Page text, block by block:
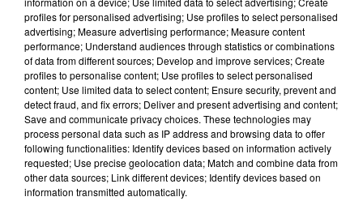
3 août 2026
Gagnez vos pass de 2h à Calicéo !
24 juillet 2026
Gagnez votre bon d'achat d'une valeur de 50€ avec
Mystic Ambre !
profiles for personalised advertising; Use profiles to select personalised
advertising; Measure advertising performance; Measure content
performance; Understand audiences through statistics or combinations
of data from different sources; Develop and improve services; Create
profiles to personalise content; Use profiles to select personalised
content; Use limited data to select content; Ensure security, prevent and
detect fraud, and fix errors; Deliver and present advertising and content;
Save and communicate privacy choices. These technologies may
process personal data such as IP address and browsing data to offer
following functionalities: Identify devices based on information actively
requested; Use precise geolocation data; Match and combine data from
other data sources; Link different devices; Identify devices based on
information transmitted automatically.